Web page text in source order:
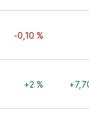
-0,10 %
+2 %